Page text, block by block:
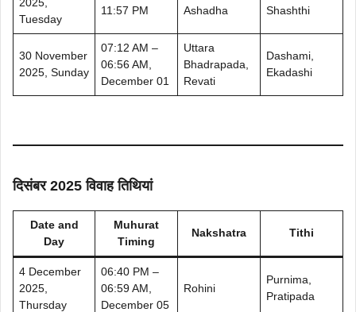
Tuesday
11:57 PM
Ashadha
Shashthi
30 November
2025, Sunday
07:12 AM –
06:56 AM,
December 01
Uttara
Bhadrapada,
Revati
Dashami,
Ekadashi
दिसंबर 2025 विवाह तिथियां
Date and
Day
Muhurat
Timing
Nakshatra Tithi
4 December
2025,
Thursday
06:40 PM –
06:59 AM,
December 05
Rohini
Purnima,
Pratipada